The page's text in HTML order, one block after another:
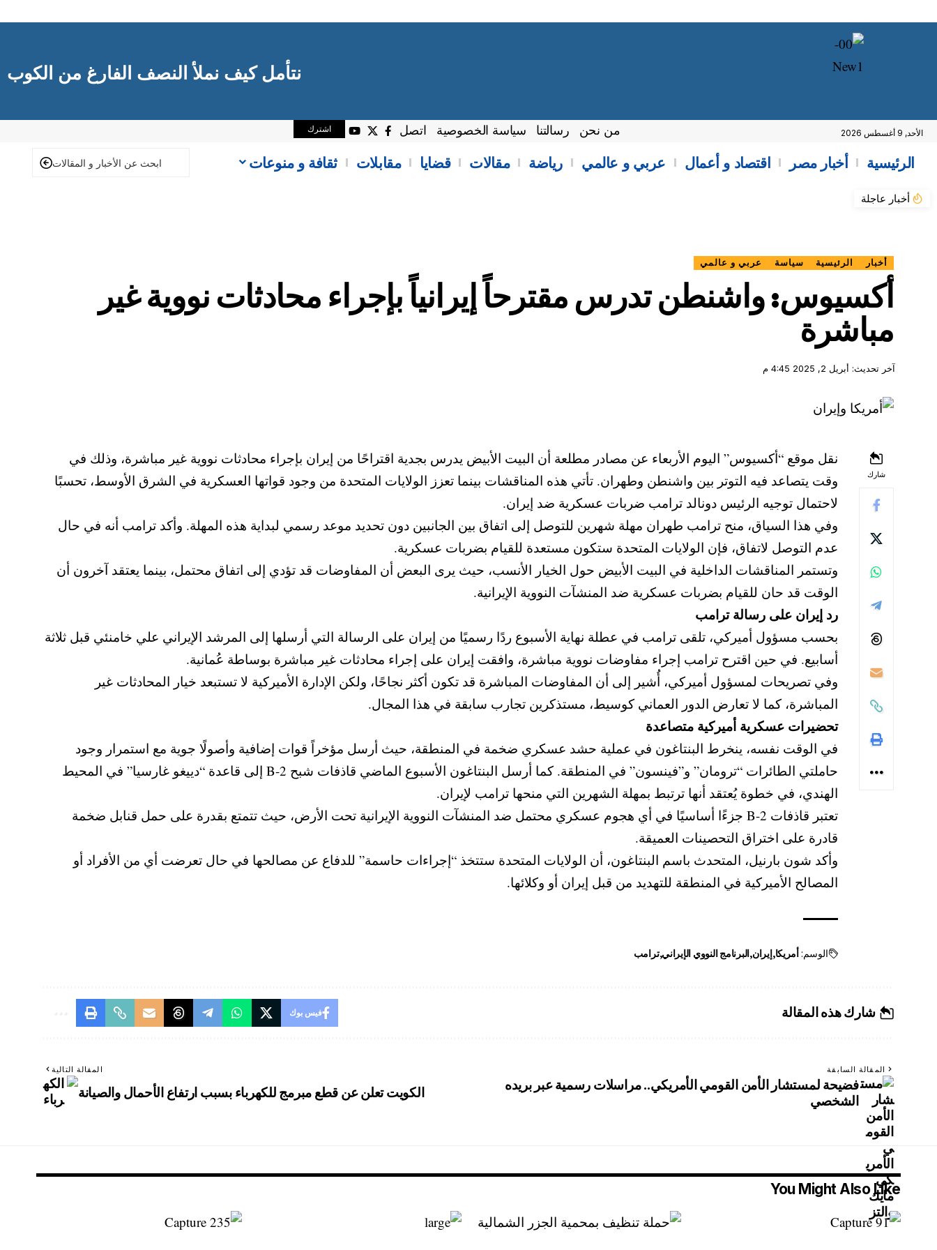
نتأمل كيف نملأ النصف الفارغ من الكوب
الأحد, 9 أغسطس 2026 من نحن رسالتنا سياسة الخصوصية اتصل اشترك
الرئيسية أخبار مصر اقتصاد و أعمال عربي و عالمي رياضة مقالات قضايا مقابلات ثقافة و منوعات
أخبار عاجلة
أخبار الرئيسية سياسة عربي و عالمي
أكسيوس: واشنطن تدرس مقترحاً إيرانياً بإجراء محادثات نووية غير
مباشرة
آخر تحديث: أبريل 2, 2025 4:45 م
شارك
نقل موقع “أكسيوس” اليوم الأربعاء عن مصادر مطلعة أن البيت الأبيض يدرس بجدية اقتراحًا من إيران بإجراء محادثات نووية غير مباشرة، وذلك في
وقت يتصاعد فيه التوتر بين واشنطن وطهران. تأتي هذه المناقشات بينما تعزز الولايات المتحدة من وجود قواتها العسكرية في الشرق الأوسط، تحسبًا
لاحتمال توجيه الرئيس دونالد ترامب ضربات عسكرية ضد إيران.
وفي هذا السياق، منح ترامب طهران مهلة شهرين للتوصل إلى اتفاق بين الجانبين دون تحديد موعد رسمي لبداية هذه المهلة. وأكد ترامب أنه في حال
عدم التوصل لاتفاق، فإن الولايات المتحدة ستكون مستعدة للقيام بضربات عسكرية.
وتستمر المناقشات الداخلية في البيت الأبيض حول الخيار الأنسب، حيث يرى البعض أن المفاوضات قد تؤدي إلى اتفاق محتمل، بينما يعتقد آخرون أن
الوقت قد حان للقيام بضربات عسكرية ضد المنشآت النووية الإيرانية.
رد إيران على رسالة ترامب
بحسب مسؤول أميركي، تلقى ترامب في عطلة نهاية الأسبوع ردًا رسميًا من إيران على الرسالة التي أرسلها إلى المرشد الإيراني علي خامنئي قبل ثلاثة
أسابيع. في حين اقترح ترامب إجراء مفاوضات نووية مباشرة، وافقت إيران على إجراء محادثات غير مباشرة بوساطة عُمانية.
وفي تصريحات لمسؤول أميركي، أُشير إلى أن المفاوضات المباشرة قد تكون أكثر نجاحًا، ولكن الإدارة الأميركية لا تستبعد خيار المحادثات غير
المباشرة، كما لا تعارض الدور العماني كوسيط، مستذكرين تجارب سابقة في هذا المجال.
تحضيرات عسكرية أميركية متصاعدة
في الوقت نفسه، ينخرط البنتاغون في عملية حشد عسكري ضخمة في المنطقة، حيث أرسل مؤخراً قوات إضافية وأصولًا جوية مع استمرار وجود
حاملتي الطائرات “ترومان” و”فينسون” في المنطقة. كما أرسل البنتاغون الأسبوع الماضي قاذفات شبح B-2 إلى قاعدة “دييغو غارسيا” في المحيط
الهندي، في خطوة يُعتقد أنها ترتبط بمهلة الشهرين التي منحها ترامب لإيران.
تعتبر قاذفات B-2 جزءًا أساسيًا في أي هجوم عسكري محتمل ضد المنشآت النووية الإيرانية تحت الأرض، حيث تتمتع بقدرة على حمل قنابل ضخمة
قادرة على اختراق التحصينات العميقة.
وأكد شون بارنيل، المتحدث باسم البنتاغون، أن الولايات المتحدة ستتخذ “إجراءات حاسمة” للدفاع عن مصالحها في حال تعرضت أي من الأفراد أو
المصالح الأميركية في المنطقة للتهديد من قبل إيران أو وكلائها.
الوسم:أمريكا إيران البرنامج النووي الإيراني ترامب
شارك هذه المقالة فيس بوك
المقالة السابقة
فضيحة لمستشار الأمن القومي الأمريكي.. مراسلات رسمية عبر بريده
الشخصي
المقالة التالية
الكويت تعلن عن قطع مبرمج للكهرباء بسبب ارتفاع الأحمال والصيانة
You Might Also Like